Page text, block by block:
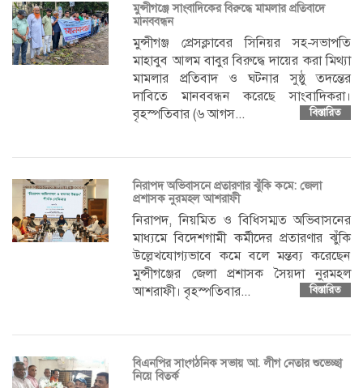
মুন্সীগঞ্জে সাংবাদিকের বিরুদ্ধে মামলার প্রতিবাদে
মানববন্ধন
মুন্সীগঞ্জ প্রেসক্লাবের সিনিয়র সহ-সভাপতি
মাহাবুব আলম বাবুর বিরুদ্ধে দায়ের করা মিথ্যা
মামলার প্রতিবাদ ও ঘটনার সুষ্ঠু তদন্তের
দাবিতে মানববন্ধন করেছে সাংবাদিকরা।
বৃহস্পতিবার (৬ আগস...
বিস্তারিত
নিরাপদ অভিবাসনে প্রতারণার ঝুঁকি কমে: জেলা
প্রশাসক নুরমহল আশরাফী
নিরাপদ, নিয়মিত ও বিধিসম্মত অভিবাসনের
মাধ্যমে বিদেশগামী কর্মীদের প্রতারণার ঝুঁকি
উল্লেখযোগ্যভাবে কমে বলে মন্তব্য করেছেন
মুন্সীগঞ্জের জেলা প্রশাসক সৈয়দা নুরমহল
আশরাফী। বৃহস্পতিবার...
বিস্তারিত
বিএনপির সাংগঠনিক সভায় আ. লীগ নেতার শুভেচ্ছা
নিয়ে বিতর্ক